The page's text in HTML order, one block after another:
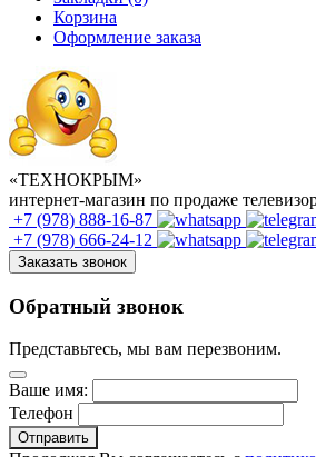
Корзина
Оформление заказа
«ТЕХНОКРЫМ»
интернет-магазин по продаже
+7 (978) 888-16-87
+7 (978) 666-24-12
Заказать звонок
Обратный звонок
Представьтесь, мы вам перезвоним.
Ваше имя:
Телефон
Отправить